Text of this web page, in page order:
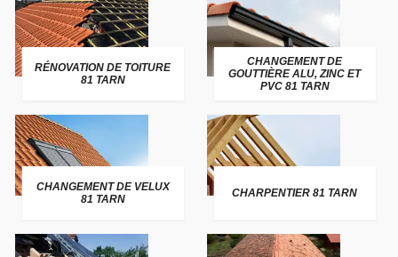
RÉNOVATION DE TOITURE
81 TARN
CHANGEMENT DE
GOUTTIÈRE ALU, ZINC ET
PVC 81 TARN
CHANGEMENT DE VELUX
81 TARN
CHARPENTIER 81 TARN